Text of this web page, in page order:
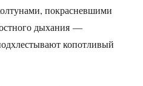
покрасневшими
дыхания —
копотливый